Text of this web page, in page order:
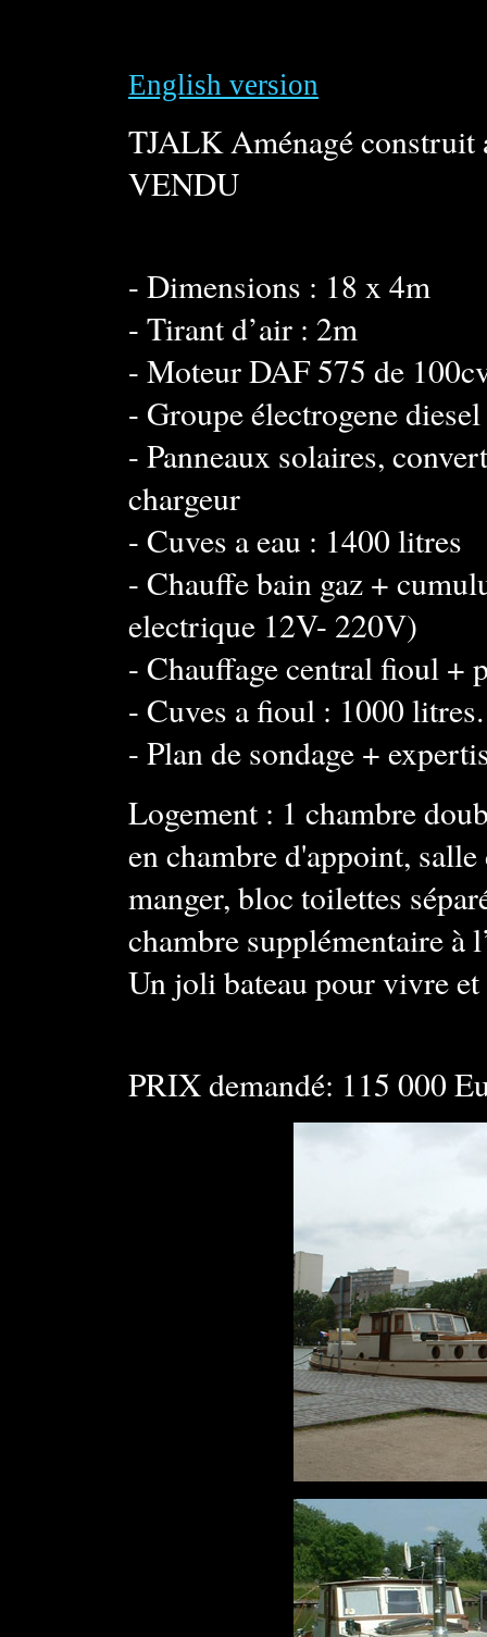
English version
TJALK Aménagé construit
VENDU
- Dimensions : 18 x 4m
- Tirant d’air : 2m
- Moteur DAF 575 de
- Groupe électrogene
- Panneaux solaires,
chargeur
- Cuves a eau : 1400 litres
- Chauffe bain gaz +
electrique 12V- 220V)
- Chauffage central fioul +
- Cuves a fioul : 1000 litres.
- Plan de sondage +
Logement : 1 chambre
en chambre d'appoint,
manger, bloc toilettes
chambre supplémentaire à
Un joli bateau pour vivre
PRIX demandé: 115 000